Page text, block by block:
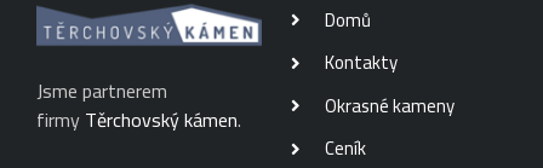
Jsme partnerem
firmyTěrchovský kámen.
Domů
Kontakty
Okrasné kameny
Ceník